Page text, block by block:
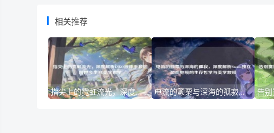
相关推荐
指尖上的霓虹流光，深度解析CSGO液体手套的前世今生与美学玄学 电流的颤栗与深海的孤寂，深度解析Steam独立游戏电鳗的生存哲学与美学救赎